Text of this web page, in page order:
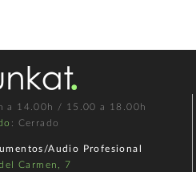
a 14.00h / 15.00 a 18.00h
: Cerrado
Audio Profesional
Carmen, 7